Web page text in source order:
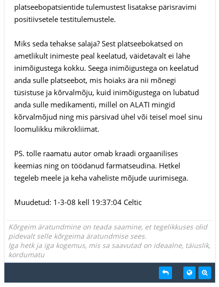
platseebopatsientide tulemustest lisatakse pärisravimi
positiivsetele testitulemustele.
Miks seda tehakse salaja? Sest platseebokatsed on
ametlikult inimeste peal keelatud, väidetavalt ei lähe
inimõigustega kokku. Seega inimõigustega on keelatud
anda sulle platseebot, mis hoiaks ära nii mõnegi
tüsistuse ja kõrvalmõju, kuid inimõigustega on lubatud
anda sulle medikamenti, millel on ALATI mingid
kõrvalmõjud ning mis pärsivad ühel või teisel moel sinu
loomulikku mikrokliimat.
PS. tolle raamatu autor omab kraadi orgaanilises
keemias ning on töödanud farmatseudina. Hetkel
tegeleb meele ja keha vaheliste mõjude uurimisega.
Muudetud: 1-3-08 kell 19:37:04 Celtic
Kõrgeim äratundmine on teada saamine, et tegelikkuses olid
pidevalt selle kõrgeima äratundmise sees.
Iga hetk ja iga kogemus, mis sa saavutad on ideaalne, täiuslik,
kordumatu